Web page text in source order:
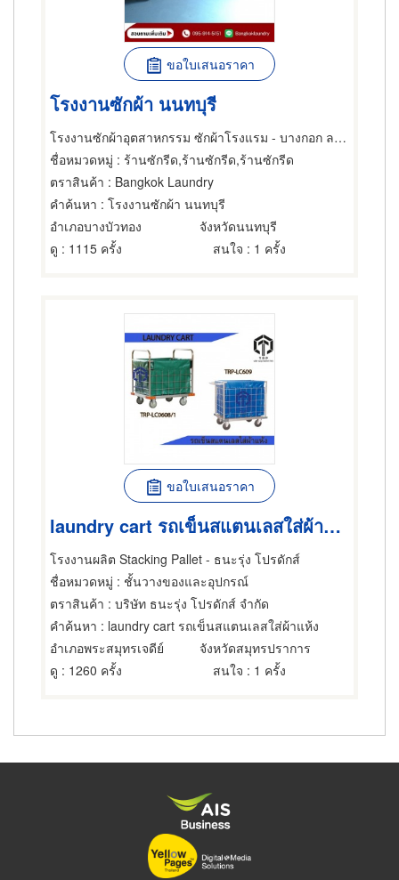
ขอใบเสนอราคา
โรงงานซักผ้า นนทบุรี
โรงงานซักผ้าอุตสาหกรรม ซักผ้าโรงแรม - บางกอก ลอนดรี้
ชื่อหมวดหมู่ : ร้านซักรีด,ร้านซักรีด,ร้านซักรีด
ตราสินค้า : Bangkok Laundry
คำค้นหา : โรงงานซักผ้า นนทบุรี
อำเภอบางบัวทอง
จังหวัดนนทบุรี
ดู : 1115 ครั้ง สนใจ : 1 ครั้ง
ขอใบเสนอราคา
laundry cart รถเข็นสแตนเลสใส่ผ้าแห้ง
โรงงานผลิต Stacking Pallet - ธนะรุ่ง โปรดักส์
ชื่อหมวดหมู่ : ชั้นวางของและอุปกรณ์
ตราสินค้า : บริษัท ธนะรุ่ง โปรดักส์ จำกัด
คำค้นหา : laundry cart รถเข็นสแตนเลสใส่ผ้าแห้ง
อำเภอพระสมุทรเจดีย์
จังหวัดสมุทรปราการ
ดู : 1260 ครั้ง สนใจ : 1 ครั้ง